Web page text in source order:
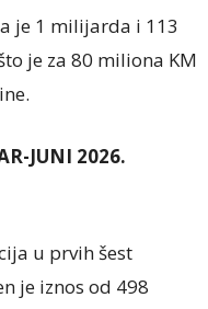
je 1 milijarda i 113
je za 80 miliona KM
JUNI 2026.
u prvih šest
je iznos od 498